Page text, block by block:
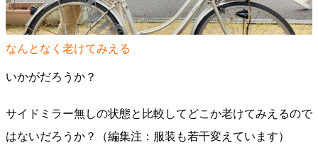
なんとなく老けてみえる
いかがだろうか？
サイドミラー無しの状態と比較してどこか老けてみえるので
はないだろうか？（編集注：服装も若干変えています）